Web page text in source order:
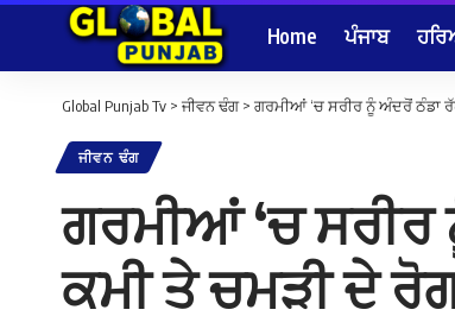
Home ਪੰਜਾਬ
Global Punjab Tv > ਜੀਵਨ ਢੰਗ> ਗਰਮੀਆਂ ‘ਚ ਸਰੀਰ ਨੂੰ ਅੰਦਰੋਂ ਠੰਡਾ
ਜੀਵਨ ਢੰਗ
ਗਰਮੀਆਂ ‘ਚ
ਕਮੀ ਤੇ ਚਮੜੀ ਦੇ